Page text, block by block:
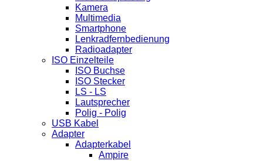
Kamera
Multimedia
Smartphone
Lenkradfernbedienung
Radioadapter
ISO Einzelteile
ISO Buchse
ISO Stecker
LS - LS
Lautsprecher
Polig - Polig
USB Kabel
Adapter
Adapterkabel
Ampire